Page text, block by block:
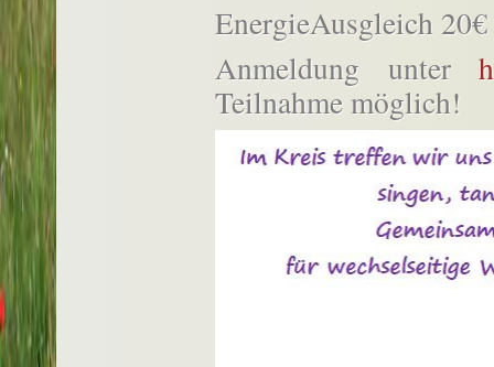
EnergieAusgleich 20€
Anmeldung unter
Teilnahme möglich!